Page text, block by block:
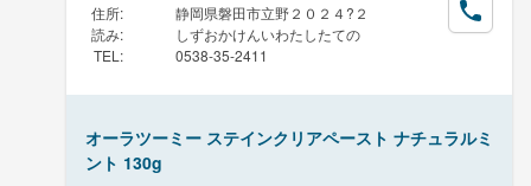
住所:
静岡県磐田市立野２０２４?２
読み:
しずおかけんいわたしたての
TEL : 0538-35-2411
オーラツーミー ステインクリアペースト ナチュラルミ
ント 130g